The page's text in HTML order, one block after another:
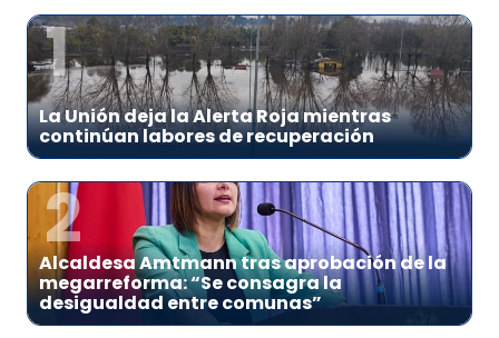
1
La Unión deja la Alerta Roja mientras
continúan labores de recuperación
2
Alcaldesa Amtmann tras aprobación de la
megarreforma: “Se consagra la
desigualdad entre comunas”